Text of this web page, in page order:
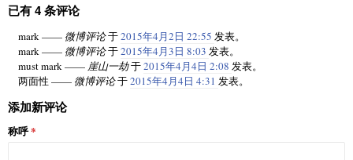
已有 4 条评论
mark —— 微博评论于2015年4月2日 22:55 发表。
mark —— 微博评论于2015年4月3日 8:03 发表。
must mark —— 崖山一劫于2015年4月4日 2:08 发表。
两面性 —— 微博评论于2015年4月4日 4:31 发表。
添加新评论
称呼